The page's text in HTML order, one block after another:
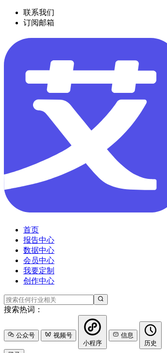
联系我们
订阅邮箱
首页
报告中心
数据中心
会员中心
我要定制
创作中心
搜索热词：
公众号
视频号
小程序
信息
历史